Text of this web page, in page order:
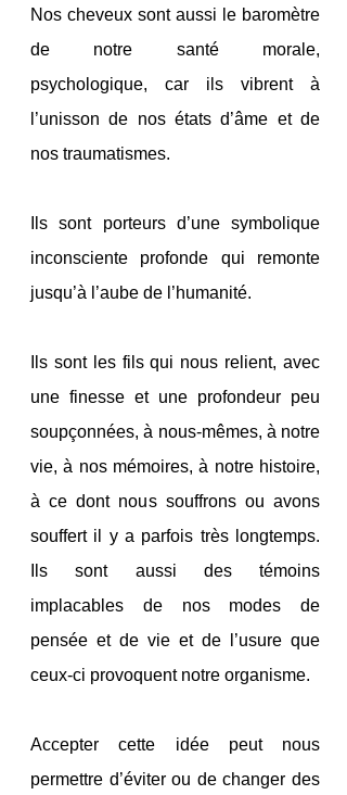
Nos cheveux sont aussi le baromètre
de notre santé morale,
psychologique, car ils vibrent à
l’unisson de nos états d’âme et de
nos traumatismes.
Ils sont porteurs d’une symbolique
inconsciente profonde qui remonte
jusqu’à l’aube de l’humanité.
Ils sont les fils qui nous relient, avec
une finesse et une profondeur peu
soupçonnées, à nous-mêmes, à notre
vie, à nos mémoires, à notre histoire,
à ce dont nous souffrons ou avons
souffert il y a parfois très longtemps.
Ils sont aussi des témoins
implacables de nos modes de
pensée et de vie et de l’usure que
ceux-ci provoquent notre organisme.
Accepter cette idée peut nous
permettre d’éviter ou de changer des